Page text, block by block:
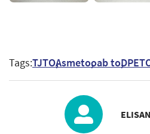
Tags:TJTOAsmetooab to